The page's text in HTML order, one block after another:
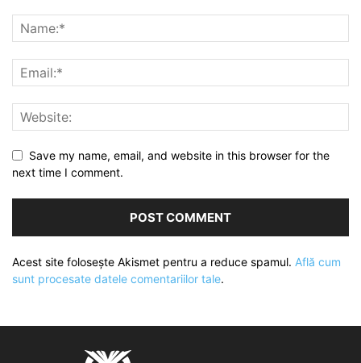
Save my name, email, and website in this browser for the
next time I comment.
Acest site folosește Akismet pentru a reduce spamul. Află cum
sunt procesate datele comentariilor tale.